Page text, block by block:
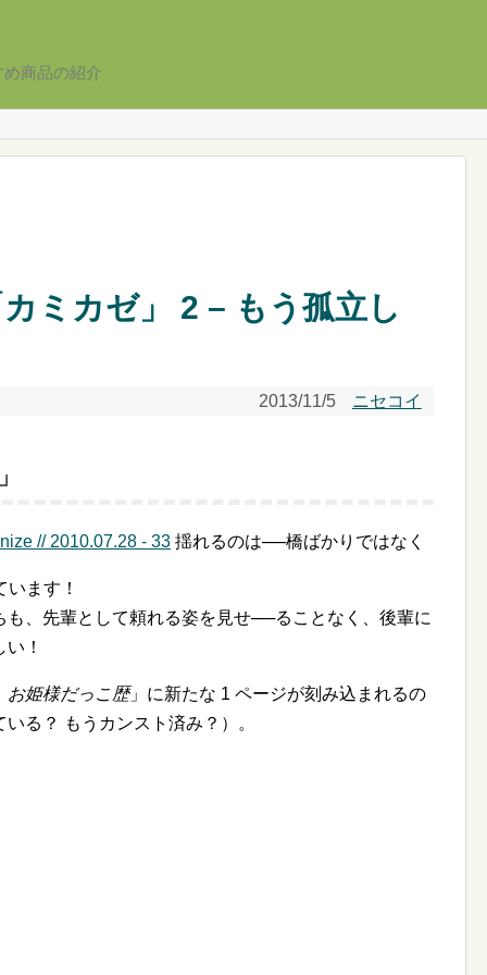
商品の紹介
カミカゼ」 2 – もう孤立し
2013/11/5 ニセコイ
揺れるのは──橋ばかりではなく
ます！
、先輩として頼れる姿を見せ──ることなく、後輩に
！
お姫様だっこ歴」に新たな 1 ページが刻み込まれるの
る？ もうカンスト済み？）。